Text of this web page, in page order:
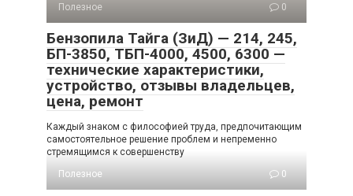
Полезное 0
Бензопила Тайга (ЗиД) — 214, 245,
БП-3850, ТБП-4000, 4500, 6300 —
технические характеристики,
устройство, отзывы владельцев,
цена, ремонт
Каждый знаком с философией труда, предпочитающим
самостоятельное решение проблем и непременно
стремящимся к совершенству
Полезное
0